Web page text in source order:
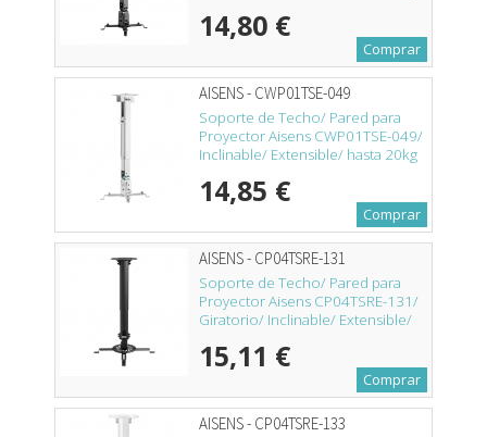
14,80 €
Comprar
AISENS - CWP01TSE-049
Soporte de Techo/ Pared para
Proyector Aisens CWP01TSE-049/
Inclinable/ Extensible/ hasta 20kg
14,85 €
Comprar
AISENS - CP04TSRE-131
Soporte de Techo/ Pared para
Proyector Aisens CP04TSRE-131/
Giratorio/ Inclinable/ Extensible/
15,11 €
Comprar
AISENS - CP04TSRE-133